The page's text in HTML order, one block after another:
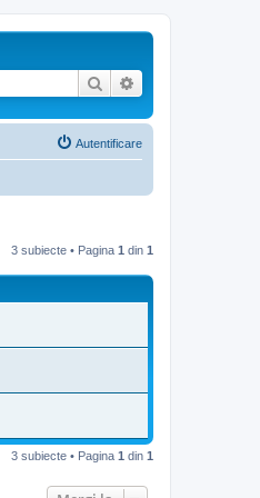
Căutare
Autentificare
3 subiecte • Pagina 1 din 1
3 subiecte • Pagina 1 din 1